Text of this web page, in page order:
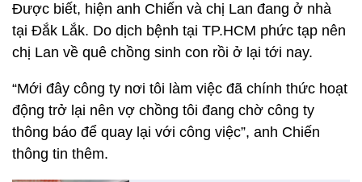
Được biết, hiện anh Chiến và chị Lan đang ở nhà
tại Đắk Lắk. Do dịch bệnh tại TP.HCM phức tạp nên
chị Lan về quê chồng sinh con rồi ở lại tới nay.
“Mới đây công ty nơi tôi làm việc đã chính thức hoạt
động trở lại nên vợ chồng tôi đang chờ công ty
thông báo để quay lại với công việc”, anh Chiến
thông tin thêm.